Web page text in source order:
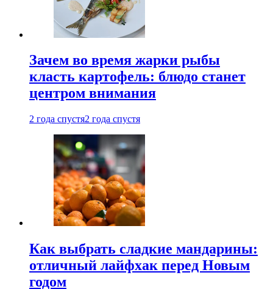
Зачем во время жарки рыбы
класть картофель: блюдо станет
центром внимания
2 года спустя2 года спустя
Как выбрать сладкие мандарины:
отличный лайфхак перед Новым
годом